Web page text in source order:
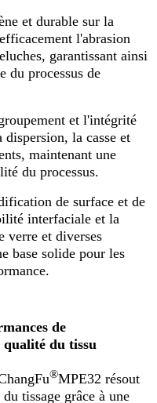
et durable sur la
l'abrasion
garantissant ainsi
du processus de
et l'intégrité
la casse et
maintenant une
du processus.
de surface et de
interfaciale et la
verre et diverses
base solide pour les
de
du tissu
®MPE32 résout
tissage grâce à une